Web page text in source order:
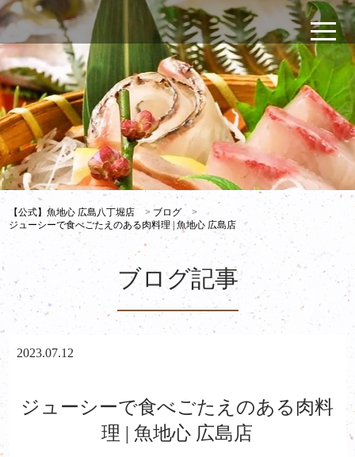
【公式】魚地心 広島八丁堀店 > ブログ
>
ジューシーで食べごたえのある肉料理 | 魚地心 広島店
ブログ記事
2023.07.12
ジューシーで食べごたえのある肉料
理 | 魚地心 広島店